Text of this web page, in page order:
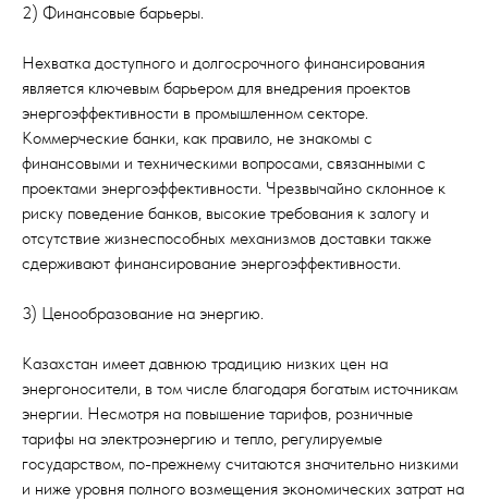
2) Финансовые барьеры.
Нехватка доступного и долгосрочного финансирования
является ключевым барьером для внедрения проектов
энергоэффективности в промышленном секторе.
Коммерческие банки, как правило, не знакомы с
финансовыми и техническими вопросами, связанными с
проектами энергоэффективности. Чрезвычайно склонное к
риску поведение банков, высокие требования к залогу и
отсутствие жизнеспособных механизмов доставки также
сдерживают финансирование энергоэффективности.
3) Ценообразование на энергию.
Казахстан имеет давнюю традицию низких цен на
энергоносители, в том числе благодаря богатым источникам
энергии. Несмотря на повышение тарифов, розничные
тарифы на электроэнергию и тепло, регулируемые
государством, по-прежнему считаются значительно низкими
и ниже уровня полного возмещения экономических затрат на